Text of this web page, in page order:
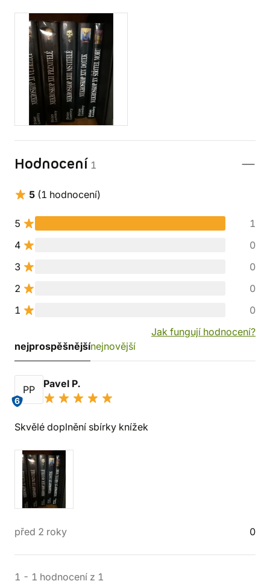
Hodnocení 1
5 (1 hodnocení)
5
1
4
0
3
0
2
0
1
0
Jak fungují hodnocení?
nejprospěšnějšínejnovější
PP
6
Pavel P.
Skvělé doplnění sbírky knížek
před 2 roky 0
1 - 1 hodnocení z 1